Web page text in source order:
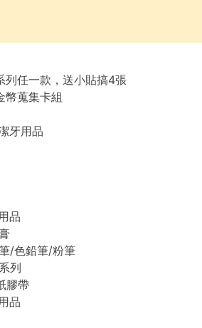
列任一款，送小貼搞4張
幣蒐集卡組
牙用品
品
/色鉛筆/粉筆
列
膠帶
品